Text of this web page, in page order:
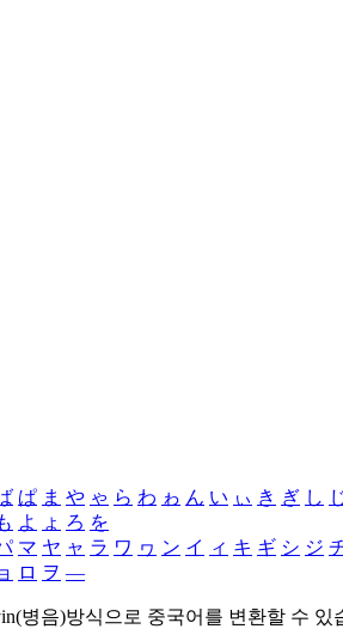
ぱ ま や ゃ ら わ ゎ ん い ぃ き ぎ し
よ ょ ろ を
マ ヤ ャ ラ ワ ヮ ン イ ィ キ ギ シ ジ
ロ ヲ ―
병음)방식으로 중국어를 변환할 수 있